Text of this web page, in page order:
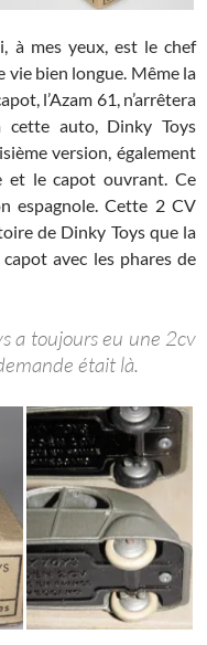
à mes yeux, est le chef
vie bien longue. Même la
l’Azam 61, n’arrêtera
cette auto, Dinky Toys
version, également
et le capot ouvrant. Ce
espagnole. Cette 2 CV
de Dinky Toys que la
avec les phares de
a toujours eu une 2cv
était là.